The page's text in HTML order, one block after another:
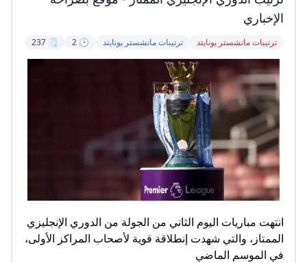
الإخباري
ترتيبات مانشستر يونايتد ترتيبات مانشستر يونايتد 🕒 2
🗒️ 237
انتهت مباريات اليوم الثاني من الجولة من الدوري الإنجليزي
الممتاز، والتي شهدت إنطلاقة قوية لأصحاب المراكز الأولى،
في الموسم الماضي